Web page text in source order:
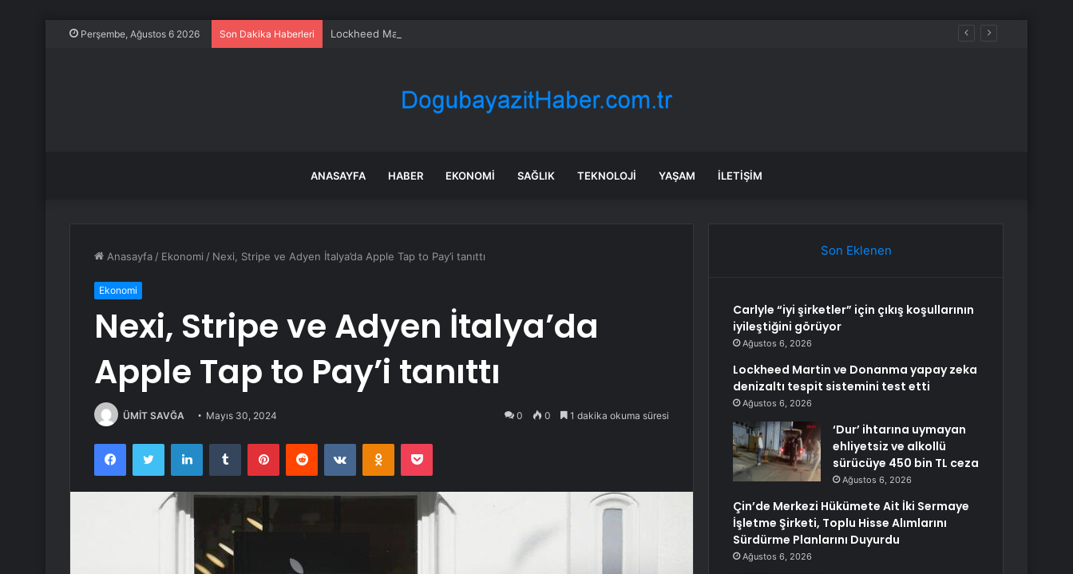
Perşembe, Ağustos 6 2026 Son Dakika Haberleri Lockheed Martin ve Donanma yapay zeka denizaltı tespit sistemini test etti
ANASAYFA HABER EKONOMI SAĞLIK TEKNOLOJI YAŞAM İLETIŞIM
Anasayfa / Ekonomi / Nexi, Stripe ve Adyen İtalya’da Apple Tap to Pay’i tanıttı
Ekonomi
Nexi, Stripe ve Adyen İtalya’da
Apple Tap to Pay’i tanıttı
ÜMİT SAVĞA Mayıs 30, 2024 0 0 1 dakika okuma süresi
FacebookTwitter LinkedInTumblr PinterestReddit VKontakteOdnoklassniki
Pocket
Son Eklenen
Carlyle “iyi şirketler” için çıkış koşullarının
iyileştiğini görüyor
Ağustos 6, 2026
Lockheed Martin ve Donanma yapay zeka
denizaltı tespit sistemini test etti
Ağustos 6, 2026
‘Dur’ ihtarına uymayan
ehliyetsiz ve alkollü
sürücüye 450 bin TL ceza
Ağustos 6, 2026
Çin’de Merkezi Hükümete Ait İki Sermaye
İşletme Şirketi, Toplu Hisse Alımlarını
Sürdürme Planlarını Duyurdu
Ağustos 6, 2026